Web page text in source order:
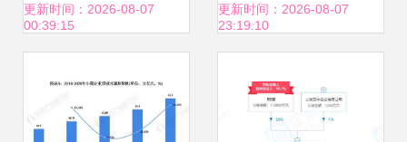
新风口
更新时间：2026-08-07
00:39:15
投资与管理的绿色
更新时间：2026-08-07
23:19:10